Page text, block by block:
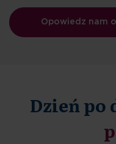
Opowiedz nam
Dzień po